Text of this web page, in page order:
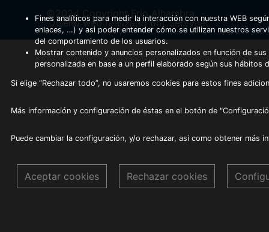
©2024 Copyright Frio Alhambra
Diseño web realizado por Servynet
Fines analíticos para medir la interacción con nuestra WEB
enlaces, …) y asi poder entender cómo se utilizan nuestros
del comportamiento de los usuarios.
Mostrar contenido y anuncios personalizados en función de
personalizada en base a un perfil elaborado según sus hábitos
Si elige “Rechazar todo”, no usaremos cookies para estos fines
Más información y configuración de éstas en el botón de
Puede cambiar la configuración, y/o rechazar, asi como obtener más
Aceptar cookies Rechazar cookies